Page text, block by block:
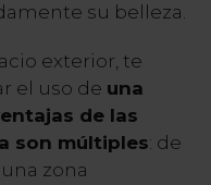
su belleza.
exterior, te
el uso de una
de las
son múltiples: de
zona